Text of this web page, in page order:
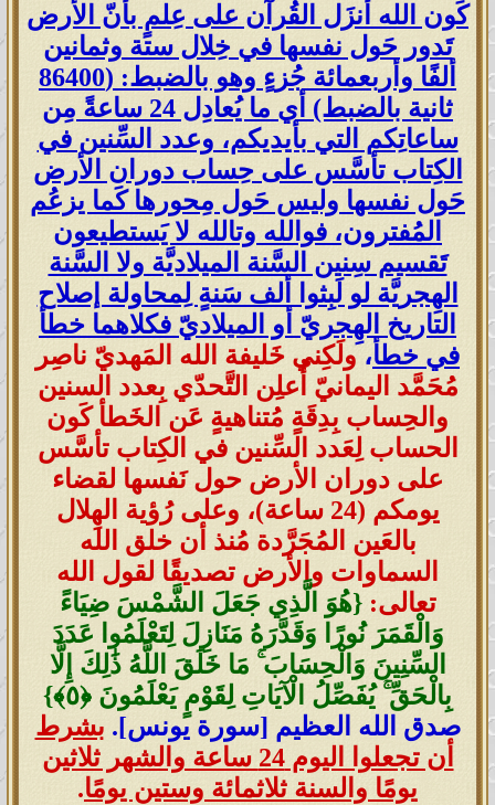
كَون الله أنزَل القُرآن على عِلمٍ بأنّ الأرض
تَدور حَول نفسها في خِلال ستة وثمانين
ألفًا وأربعمائة جُزءٍ وهو بالضبط: (86400
ثانية بالضبط) أي ما يُعادِل 24 ساعةً مِن
ساعاتِكم التي بأيديكم، وعدد السِّنين في
الكِتاب تأسَّس على حِساب دوران الأرض
حَول نفسها وليس حَول مِحورها كَما يزعُم
المُفترون، فوالله وتالله لا يَستطيعون
تَقسيم سِنين السَّنة الميلاديَّة ولا السَّنة
الهِجريَّة لو لَبِثوا ألف سَنةٍ لِمحاولة إصلاح
التاريخ الهِجريّ أو الميلاديّ فكلاهما خطأ
في خطأ، ولَكِني خَليفة الله المَهديّ ناصِر
مُحَمَّد اليمانيّ أُعلِن التَّحدّي بِعدد السنين
والحِساب بِدِقَةٍ مُتناهيةٍ عَن الخَطأ كَون
الحساب لِعَدد السِّنين في الكِتاب تأسَّس
على دوران الأرض حول نَفسها لقضاء
يومكم (24 ساعة)، وعلى رُؤية الهِلال
بالعَين المُجَرَّدة مُنذ أن خلق الله
السماوات والأرض تصديقًا لقول الله
تعالى: {هُوَ الَّذِي جَعَلَ الشَّمْسَ ضِيَاءً
وَالْقَمَرَ نُورًا وَقَدَّرَهُ مَنَازِلَ لِتَعْلَمُوا عَدَدَ
السِّنِينَ وَالْحِسَابَ ۚ مَا خَلَقَ اللَّهُ ذَٰلِكَ إِلَّا
بِالْحَقِّ ۚ يُفَصِّلُ الْآيَاتِ لِقَوْمٍ يَعْلَمُونَ ‎﴿٥﴾‏}
صدق الله العظيم [سورة يونس]. بشرط
أن تجعلوا اليوم 24 ساعة والشهر ثلاثين
يومًا والسنة ثلاثمائة وستين يومًا.